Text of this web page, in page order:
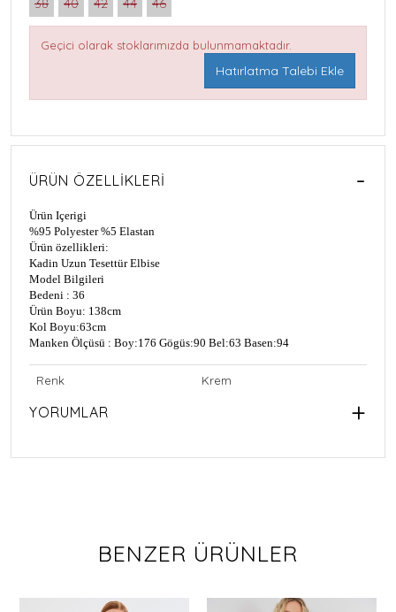
38 40 42 44 46
Geçici olarak stoklarımızda bulunmamaktadır.
Hatırlatma Talebi Ekle
ÜRÜN ÖZELLIKLERI
Ürün Içerigi
%95 Polyester %5 Elastan
Ürün özellikleri:
Kadin Uzun Tesettür Elbise
Model Bilgileri
Bedeni : 36
Ürün Boyu: 138cm
Kol Boyu:63cm
Manken Ölçüsü : Boy:176 Gögüs:90 Bel:63 Basen:94
Renk Krem
YORUMLAR
BENZER ÜRÜNLER